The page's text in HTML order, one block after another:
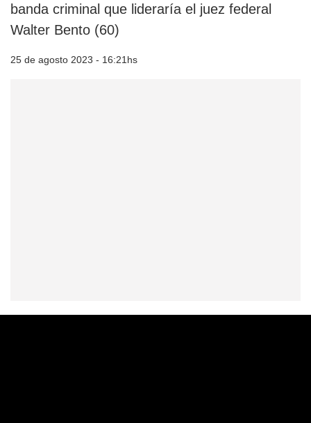
banda criminal que lideraría el juez federal
Walter Bento (60)
25 de agosto 2023 - 16:21hs